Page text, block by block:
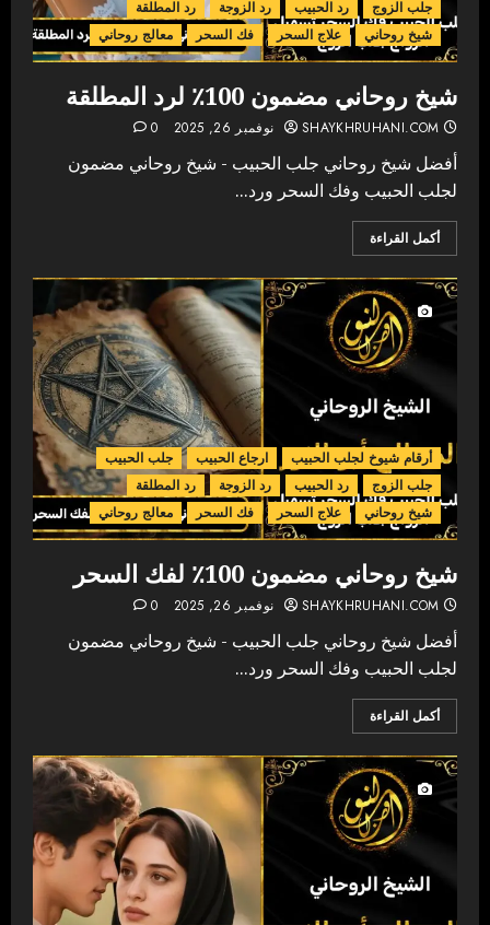
جلب الزوج
رد الحبيب رد الزوجة
رد المطلقة
شيخ روحاني
علاج السحر فك السحر معالج روحاني
شيخ روحاني مضمون 100٪ لرد المطلقة
SHAYKHRUHANI.COM نوفمبر 26, 2025 0
أفضل شيخ روحاني جلب الحبيب - شيخ روحاني مضمون
لجلب الحبيب وفك السحر ورد...
أكمل القراءة
أرقام شيوخ لجلب الحبيب ارجاع الحبيب
جلب الحبيب
جلب الزوج
رد الحبيب رد الزوجة
رد المطلقة
شيخ روحاني
علاج السحر فك السحر معالج روحاني
شيخ روحاني مضمون 100٪ لفك السحر
SHAYKHRUHANI.COM نوفمبر 26, 2025 0
أفضل شيخ روحاني جلب الحبيب - شيخ روحاني مضمون
لجلب الحبيب وفك السحر ورد...
أكمل القراءة